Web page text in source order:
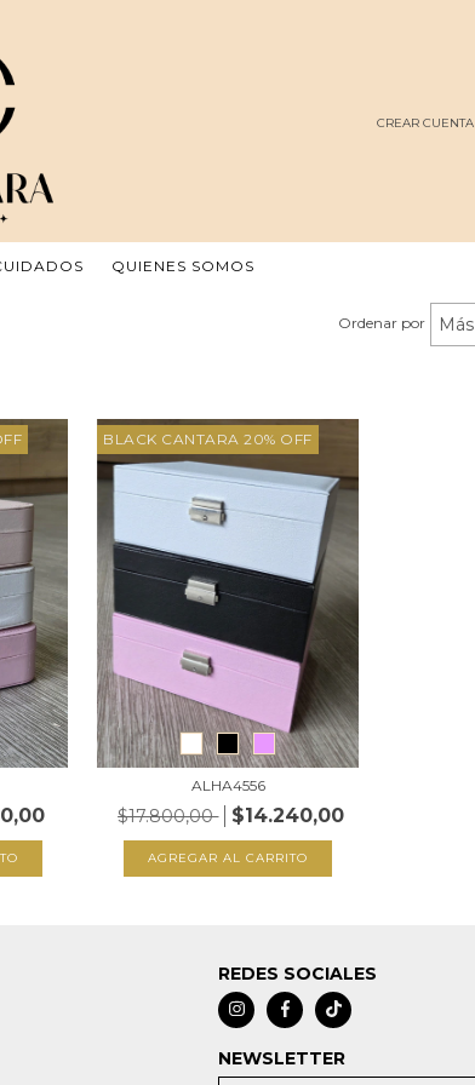
CREAR CUENTA
QUIENES SOMOS
Ordenar por
BLACK CANTARA 20% OFF
ALHA4556
$17.800,00 $14.240,00
AGREGAR AL CARRITO
REDES SOCIALES
NEWSLETTER